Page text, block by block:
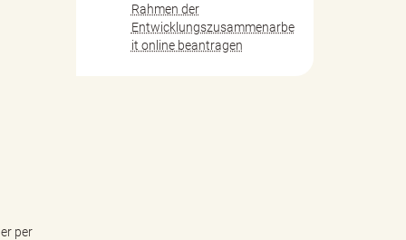
per
Rahmen der
Entwicklungszusammenarbe
it online beantragen